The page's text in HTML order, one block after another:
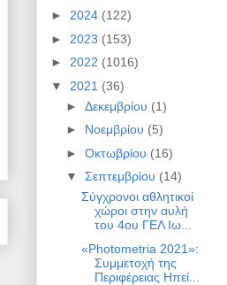
► 2024 (122)
► 2023 (153)
► 2022 (1016)
▼ 2021 (36)
► Δεκεμβρίου (1)
► Νοεμβρίου (5)
► Οκτωβρίου (16)
▼ Σεπτεμβρίου (14)
Σύγχρονοι αθλητικοί
χώροι στην αυλή
του 4ου ΓΕΛ Ιω...
«Photometria 2021»:
Συμμετοχή της
Περιφέρειας Ηπεί...